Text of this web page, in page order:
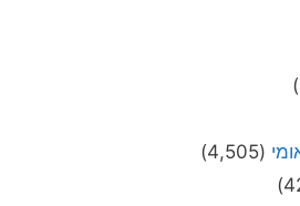
(4,505)